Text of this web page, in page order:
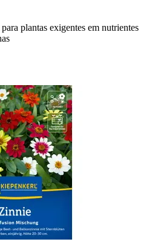
plantas exigentes em nutrientes